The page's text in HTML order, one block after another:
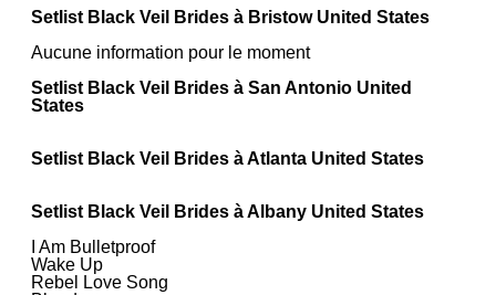
Setlist Black Veil Brides à Bristow United States
Aucune information pour le moment
Setlist Black Veil Brides à San Antonio United
States
Setlist Black Veil Brides à Atlanta United States
Setlist Black Veil Brides à Albany United States
I Am Bulletproof
Wake Up
Rebel Love Song